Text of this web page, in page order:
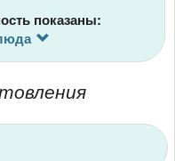
показаны: